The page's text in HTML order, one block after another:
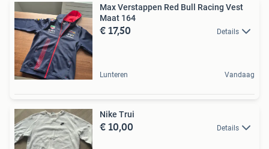
Max Verstappen Red Bull Racing Vest
Maat 164
€ 17,50 Details
Lunteren Vandaag
Nike Trui
€ 10,00 Details